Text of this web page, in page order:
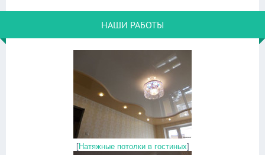
НАШИ РАБОТЫ
[Натяжные потолки в гостиных]